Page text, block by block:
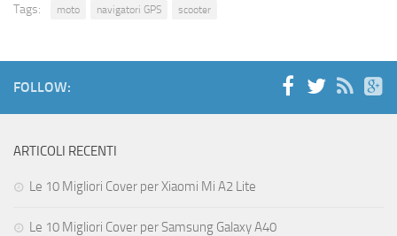
Tags: moto navigatori GPS scooter
FOLLOW:
ARTICOLI RECENTI
Le 10 Migliori Cover per Xiaomi Mi A2 Lite
Le 10 Migliori Cover per Samsung Galaxy A40